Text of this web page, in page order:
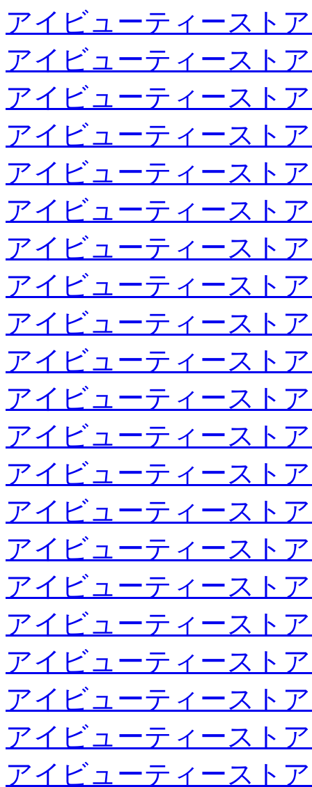
アイビューティースト
アイビューティースト
アイビューティースト
アイビューティースト
アイビューティースト
アイビューティースト
アイビューティースト
アイビューティースト
アイビューティースト
アイビューティースト
アイビューティースト
アイビューティースト
アイビューティースト
アイビューティースト
アイビューティースト
アイビューティースト
アイビューティースト
アイビューティースト
アイビューティースト
アイビューティースト
アイビューティースト